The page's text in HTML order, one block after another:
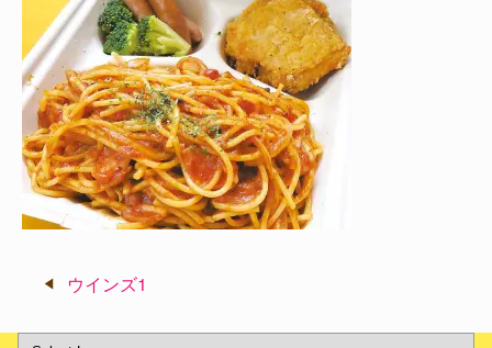
ナ
ウインズ1